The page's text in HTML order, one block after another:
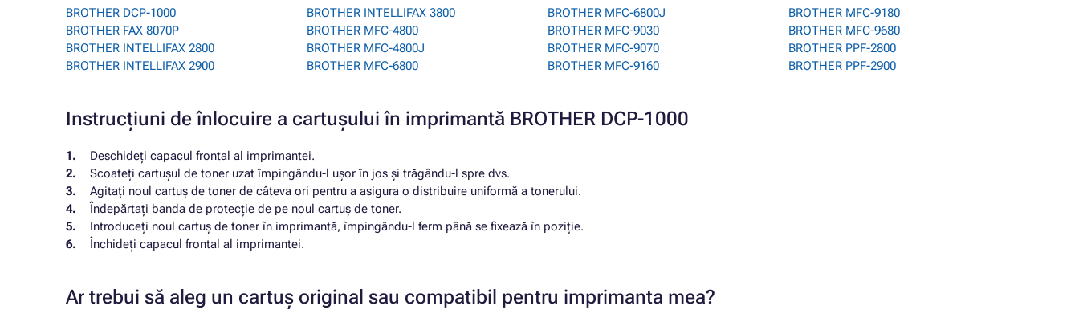
BROTHER DCP-1000
BROTHER FAX 8070P
BROTHER INTELLIFAX 2800
BROTHER INTELLIFAX 2900
BROTHER INTELLIFAX 3800
BROTHER MFC-4800
BROTHER MFC-4800J
BROTHER MFC-6800
BROTHER MFC-6800J
BROTHER MFC-9030
BROTHER MFC-9070
BROTHER MFC-9160
BROTHER MFC-9180
BROTHER MFC-9680
BROTHER PPF-2800
BROTHER PPF-2900
Instrucțiuni de înlocuire a cartușului în imprimantă BROTHER DCP-1000
Deschideți capacul frontal al imprimantei.
Scoateți cartușul de toner uzat împingându-l ușor în jos și trăgându-l spre dvs.
Agitați noul cartuș de toner de câteva ori pentru a asigura o distribuire uniformă a tonerului.
Îndepărtați banda de protecție de pe noul cartuș de toner.
Introduceți noul cartuș de toner în imprimantă, împingându-l ferm până se fixează în poziție.
Închideți capacul frontal al imprimantei.
Ar trebui să aleg un cartuș original sau compatibil pentru imprimanta mea?